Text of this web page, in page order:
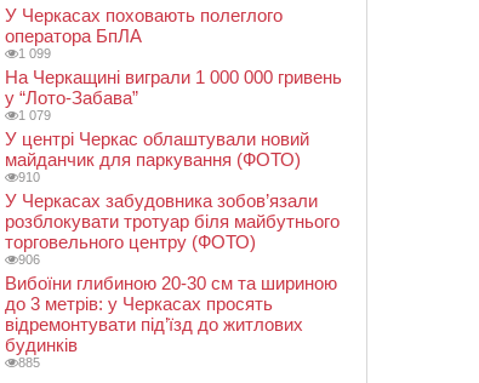
У Черкасах поховають полеглого
оператора БпЛА
1 099
На Черкащині виграли 1 000 000 гривень
у “Лото-Забава”
1 079
У центрі Черкас облаштували новий
майданчик для паркування (ФОТО)
910
У Черкасах забудовника зобов’язали
розблокувати тротуар біля майбутнього
торговельного центру (ФОТО)
906
Вибоїни глибиною 20-30 см та шириною
до 3 метрів: у Черкасах просять
відремонтувати під’їзд до житлових
будинків
885